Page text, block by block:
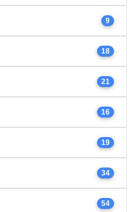
9
18
21
16
19
34
54